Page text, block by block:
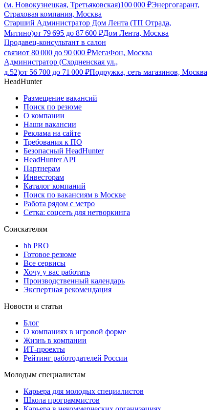
(м. Новокузнецкая, Третьяковская)100 000 ₽Энергогарант,
Страховая компания, Москва
Старший Администратор Дом Лента (ТП Отрада,
Митино)от 79 695 до 87 600 ₽Дом Лента, Москва
Продавец-консультант в салон
связиот 80 000 до 90 000 ₽МегаФон, Москва
Администратор (Сходненская ул.,
д.52)от 56 700 до 71 000 ₽Подружка, сеть магазинов, Москва
HeadHunter
Размещение вакансий
Поиск по резюме
О компании
Наши вакансии
Реклама на сайте
Требования к ПО
Безопасный HeadHunter
HeadHunter API
Партнерам
Инвесторам
Каталог компаний
Поиск по вакансиям в Москве
Работа рядом с метро
Сетка: соцсеть для нетворкинга
Соискателям
hh PRO
Готовое резюме
Все сервисы
Хочу у вас работать
Производственный календарь
Экспертная рекомендация
Новости и статьи
Блог
О компаниях в игровой форме
Жизнь в компании
ИТ-проекты
Рейтинг работодателей России
Молодым специалистам
Карьера для молодых специалистов
Школа программистов